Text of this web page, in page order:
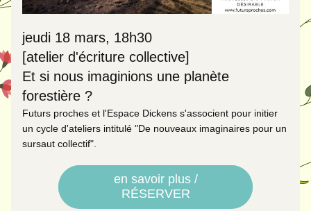
jeudi 18 mars, 18h30
[atelier d'écriture collective]
Et si nous imaginions une planète
forestière ?
Futurs proches et l'Espace Dickens s'associent pour initier
un cycle d'ateliers intitulé "De nouveaux imaginaires pour un
sursaut collectif".
en savoir plus /
RÉSERVER